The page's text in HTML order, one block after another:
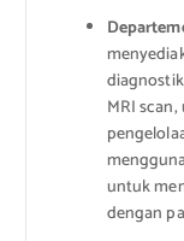
MRI
untuk
dengan